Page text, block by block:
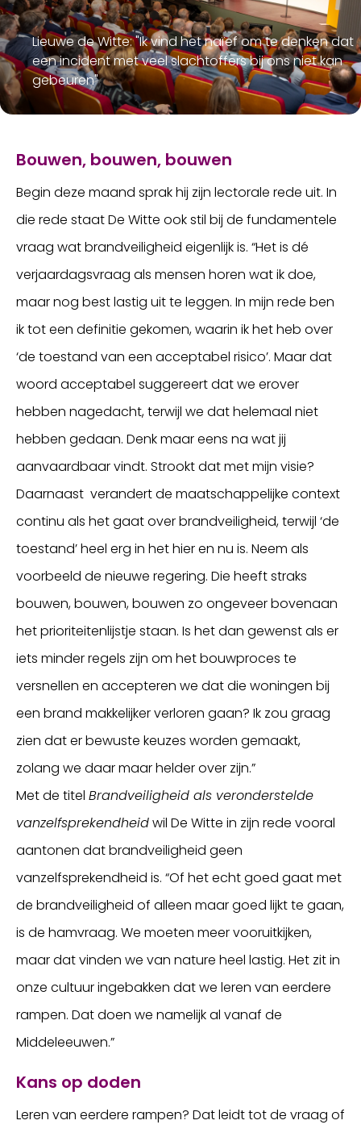
Lieuwe de Witte: "Ik vind het naïef om te denken dat
een incident met veel slachtoffers bij ons niet kan
gebeuren"
Bouwen, bouwen, bouwen
Begin deze maand sprak hij zijn lectorale rede uit. In
die rede staat De Witte ook stil bij de fundamentele
vraag wat brandveiligheid eigenlijk is. “Het is dé
verjaardagsvraag als mensen horen wat ik doe,
maar nog best lastig uit te leggen. In mijn rede ben
ik tot een definitie gekomen, waarin ik het heb over
‘de toestand van een acceptabel risico’. Maar dat
woord acceptabel suggereert dat we erover
hebben nagedacht, terwijl we dat helemaal niet
hebben gedaan. Denk maar eens na wat jij
aanvaardbaar vindt. Strookt dat met mijn visie?
Daarnaast verandert de maatschappelijke context
continu als het gaat over brandveiligheid, terwijl ‘de
toestand’ heel erg in het hier en nu is. Neem als
voorbeeld de nieuwe regering. Die heeft straks
bouwen, bouwen, bouwen zo ongeveer bovenaan
het prioriteitenlijstje staan. Is het dan gewenst als er
iets minder regels zijn om het bouwproces te
versnellen en accepteren we dat die woningen bij
een brand makkelijker verloren gaan? Ik zou graag
zien dat er bewuste keuzes worden gemaakt,
zolang we daar maar helder over zijn.”
Met de titel Brandveiligheid als veronderstelde
vanzelfsprekendheidwil De Witte in zijn rede vooral
aantonen dat brandveiligheid geen
vanzelfsprekendheid is. “Of het echt goed gaat met
de brandveiligheid of alleen maar goed lijkt te gaan,
is de hamvraag. We moeten meer vooruitkijken,
maar dat vinden we van nature heel lastig. Het zit in
onze cultuur ingebakken dat we leren van eerdere
rampen. Dat doen we namelijk al vanaf de
Middeleeuwen.”
Kans op doden
Leren van eerdere rampen? Dat leidt tot de vraag of